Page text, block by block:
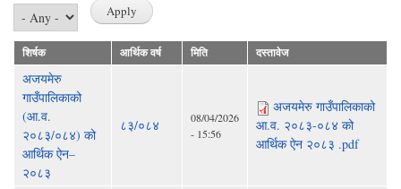
शिर्षक आर्थिक वर्ष मिति दस्तावेज
अजयमेरु
गाउँपालिकाको
(आ.व.
२०८३/०८४) को
आर्थिक ऐन–
२०८३
८३/०८४
08/04/2026
- 15:56
अजयमेरु गाउँपालिकाको
आ.व. २०८३-०८४ को
आर्थिक ऐन २०८३ .pdf